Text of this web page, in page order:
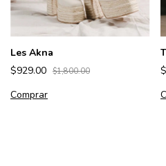
Les Akna
$929.00 $1,800.00
Comprar